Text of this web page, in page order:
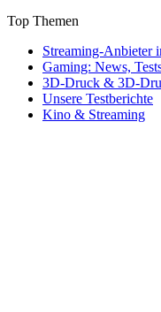
Top Themen
Streaming-Anbieter
Gaming: News,
3D-Druck & 3D-
Unsere Testberichte
Kino & Streaming